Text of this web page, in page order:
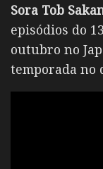
Sora Tob
episódios do
outubro no
temporada no